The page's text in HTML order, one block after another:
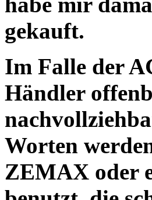
gekauft.
Im Falle der
Händler
Worten
ZEMAX oder